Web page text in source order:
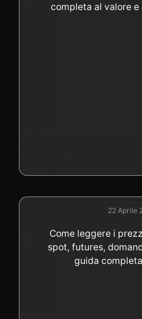
completa al valore
22 Aprile
Come leggere i
spot, futures,
guida